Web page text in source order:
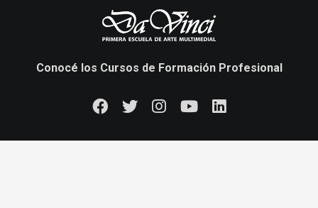
Conocé los Cursos de Formación Profesional